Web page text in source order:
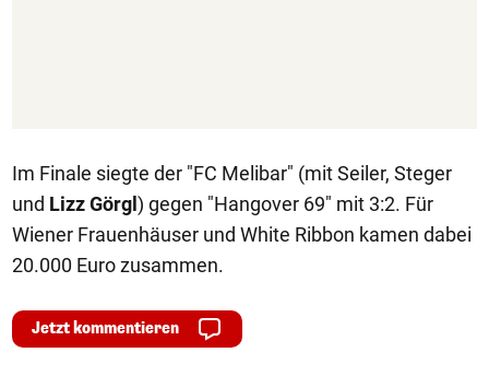
Im Finale siegte der "FC Melibar" (mit Seiler, Steger
und Lizz Görgl ) gegen "Hangover 69" mit 3:2. Für
Wiener Frauenhäuser und White Ribbon kamen dabei
20.000 Euro zusammen.
Jetzt kommentieren